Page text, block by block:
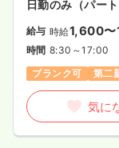
日勤のみ（パート
給与 時給1,600
時間 8:30～17:00
ブランク可
第二
気に